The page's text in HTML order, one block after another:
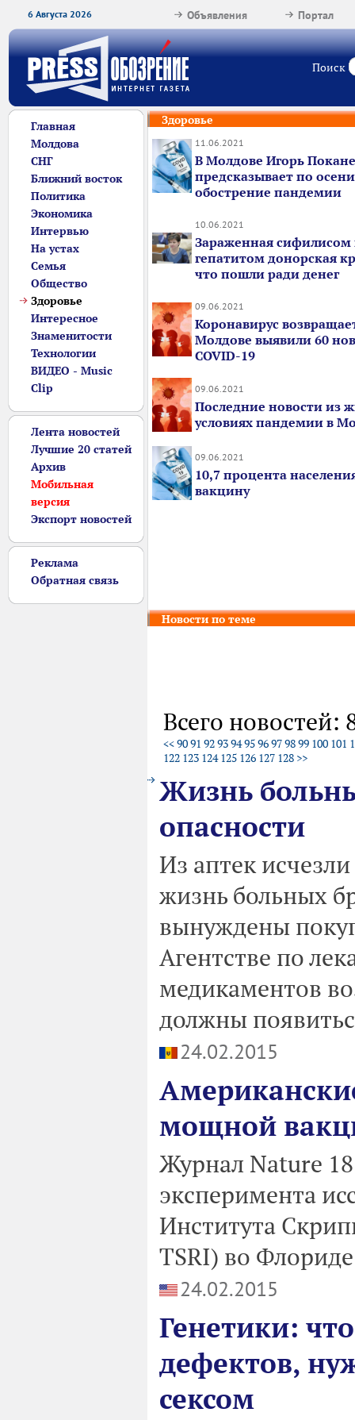
6 Августа 2026 Портал
Объявления
Поиск
Главная
Молдова
СНГ
Ближний восток
Политика
Экономика
Интервью
На устах
Семья
Общество
Здоровье
Интересное
Знаменитости
Технологии
ВИДЕО - Music
Clip
Лента новостей
Лучшие 20 статей
Архив
Мобильная
версия
Экспорт новостей
Реклама
Обратная связь
Здоровье
11.06.2021
В Молдове Игорь
предсказывает по осени
обострение пандемии
10.06.2021
Зараженная сифилисом
гепатитом донорская
что пошли ради денег
09.06.2021
Коронавирус
Молдове выявили 60
COVID-19
09.06.2021
Последние новости из
условиях пандемии в
09.06.2021
10,7 процента
вакцину
Новости по теме
Всего новостей:
<<9091 9293949596979899 100 101
122 123 124 125 126 127 128 >>
Жизнь
опасности
Из аптек
жизнь больных
вынуждены
Агентстве по
медикаментов
должны
24.02.2015
мощной
Журнал Nature
эксперимента
Института
TSRI) во
24.02.2015
Генетики:
дефектов,
сексом